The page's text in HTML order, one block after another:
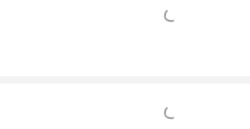
もっと見る
もっと見る